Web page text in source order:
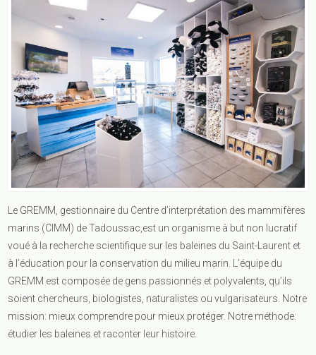
Le GREMM, gestionnaire du Centre d’interprétation des mammifères
marins (CIMM) de Tadoussac,est un organisme à but non lucratif
voué à la recherche scientifique sur les baleines du Saint-Laurent et
à l’éducation pour la conservation du milieu marin. L’équipe du
GREMM est composée de gens passionnés et polyvalents, qu’ils
soient chercheurs, biologistes, naturalistes ou vulgarisateurs. Notre
mission: mieux comprendre pour mieux protéger. Notre méthode:
étudier les baleines et raconter leur histoire.